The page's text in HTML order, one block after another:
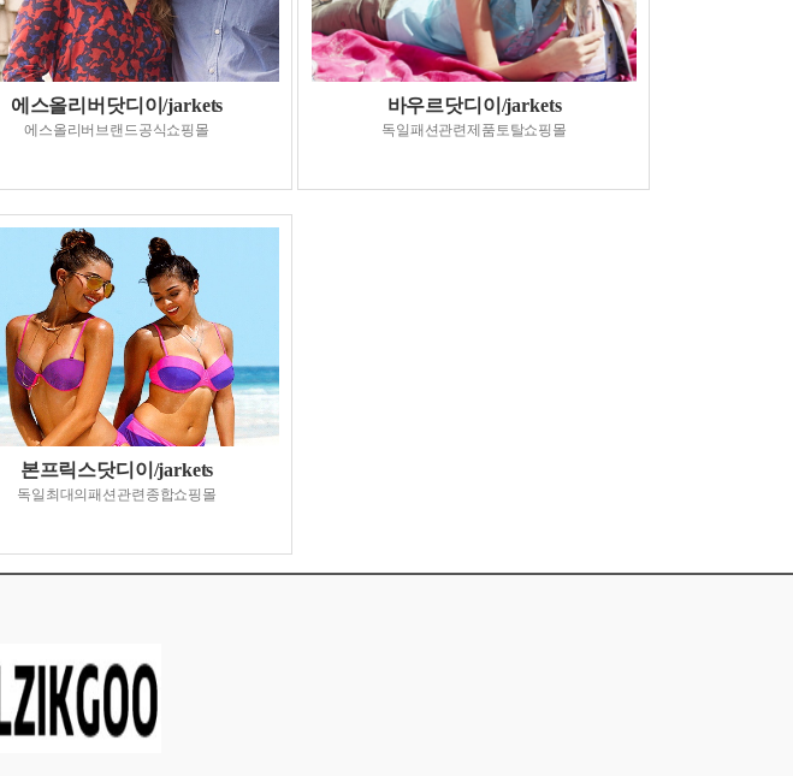
에스올리버닷디이/jarkets
에스올리버브랜드공식쇼핑몰
바우르닷디이/jarkets
독일패션관련제품토탈쇼핑몰
본프릭스닷디이/jarkets
독일최대의패션관련종합쇼핑몰